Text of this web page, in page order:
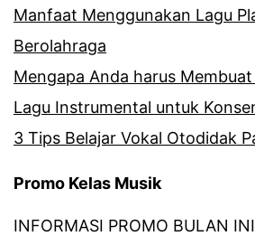
Manfaat Menggunakan Lagu
Berolahraga
Mengapa Anda harus
Lagu Instrumental untuk
3 Tips Belajar Vokal Otodidak
Promo Kelas Musik
INFORMASI PROMO BULAN